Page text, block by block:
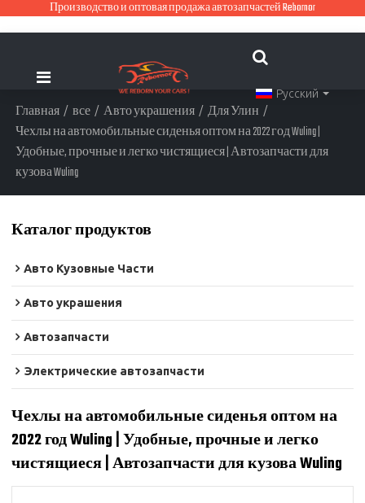
Производство и оптовая продажа автозапчастей Rebornor
Русский
Главная / все / Авто украшения / Для Улин /
Чехлы на автомобильные сиденья оптом на 2022 год Wuling |
Удобные, прочные и легко чистящиеся | Автозапчасти для
кузова Wuling
Каталог продуктов
Авто Кузовные Части
Авто украшения
Автозапчасти
Электрические автозапчасти
Чехлы на автомобильные сиденья оптом на
2022 год Wuling | Удобные, прочные и легко
чистящиеся | Автозапчасти для кузова Wuling